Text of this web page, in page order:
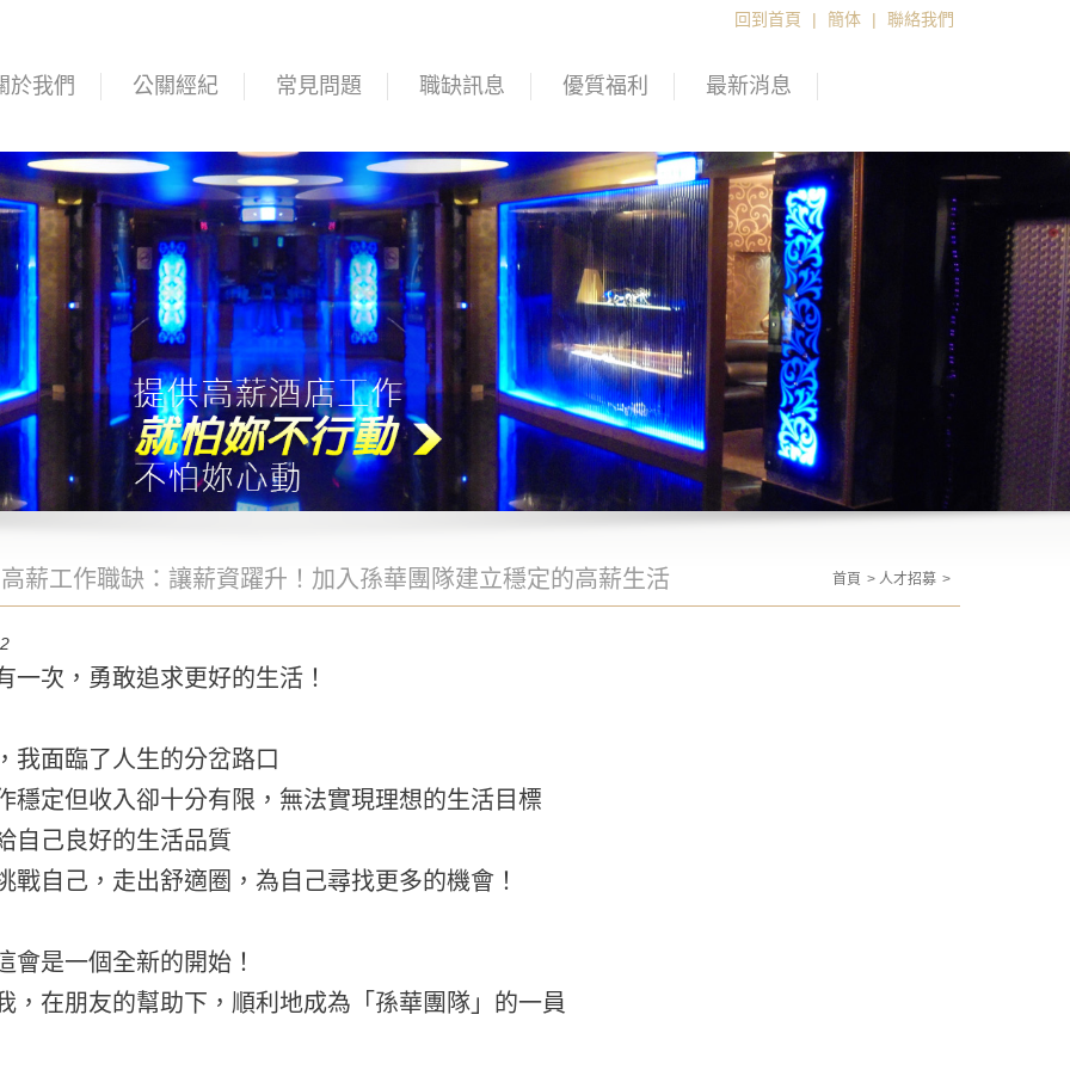
回到首頁 | 簡体 | 聯絡我們
於我們 公關經紀 常見問題 職缺訊息 優質福利 最新消息
薪工作職缺：讓薪資躍升！加入孫華團隊建立穩定的高薪生活 首頁 人才招募
一次，勇敢追求更好的生活！
我面臨了人生的分岔路口
穩定但收入卻十分有限，無法實現理想的生活目標
自己良好的生活品質
戰自己，走出舒適圈，為自己尋找更多的機會！
會是一個全新的開始！
，在朋友的幫助下，順利地成為「孫華團隊」的一員